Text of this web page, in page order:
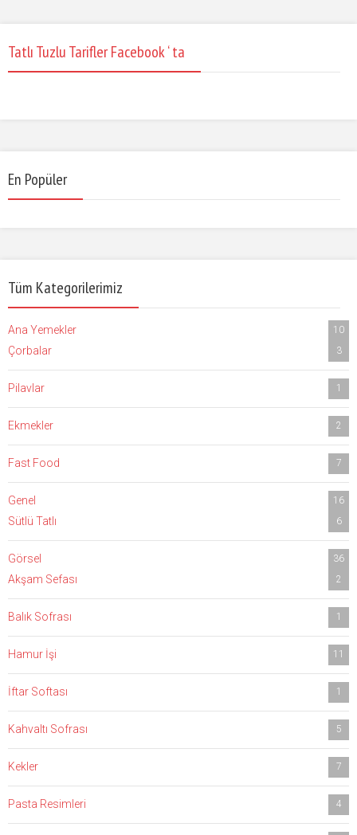
Tatlı Tuzlu Tarifler Facebook ‘ ta
En Popüler
Tüm Kategorilerimiz
Ana Yemekler 10
Çorbalar 3
Pilavlar 1
Ekmekler 2
Fast Food 7
Genel 16
Sütlü Tatlı 6
Görsel 36
Akşam Sefası 2
Balık Sofrası 1
Hamur İşi 11
İftar Softası 1
Kahvaltı Sofrası 5
Kekler 7
Pasta Resimleri 4